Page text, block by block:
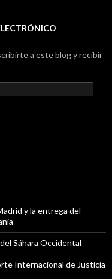
a este blog y recibir
y la entrega del
Sáhara Occidental
Internacional de Justicia